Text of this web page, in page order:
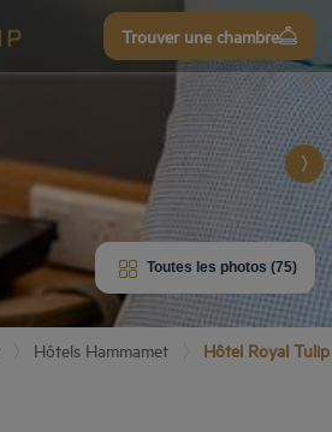
Trouver une chambre
Toutes les photos (75)
Hôtels Hammamet Hôtel Royal